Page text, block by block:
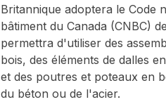
Britannique adoptera le Code
bâtiment du Canada (CNBC)
permettra d'utiliser des
bois, des éléments de dalles
et des poutres et poteaux en
du béton ou de l'acier.